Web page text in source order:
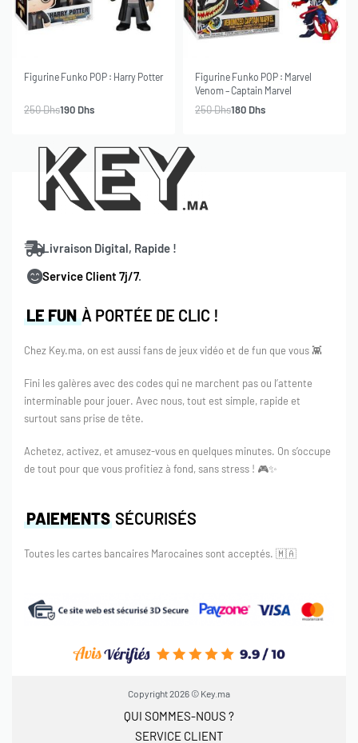
Figurine Funko POP : Harry Potter
250Dhs190 Dhs
Figurine Funko POP : Marvel
Venom – Captain Marvel
250Dhs180 Dhs
LE FUNÀ PORTÉE DE CLIC !
Chez Key.ma, on est aussi fans de jeux vidéo et de fun que vous 👾
Fini les galères avec des codes qui ne marchent pas ou l’attente
interminable pour jouer. Avec nous, tout est simple, rapide et
surtout sans prise de tête.
Achetez, activez, et amusez-vous en quelques minutes. On s’occupe
de tout pour que vous profitiez à fond, sans stress ! 🎮✨
Livraison Digital, Rapide !
Service Client 7j/7.
PAIEMENTS SÉCURISÉS
Toutes les cartes bancaires Marocaines sont acceptés. 🇲🇦
Copyright 2026 © Key.ma
QUI SOMMES-NOUS ?
SERVICE CLIENT